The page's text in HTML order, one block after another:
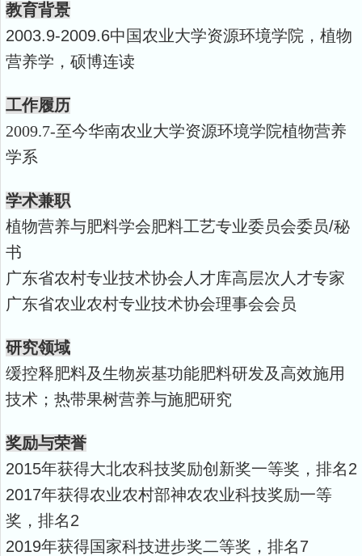
教育背景
2003.9-2009.6中国农业大学资源环境学院，植物
营养学，硕博连读
工作履历
2009.7-至今华南农业大学资源环境学院植物营养
学系
学术兼职
植物营养与肥料学会肥料工艺专业委员会委员/秘
书
广东省农村专业技术协会人才库高层次人才专家
广东省农业农村专业技术协会理事会会员
研究领域
缓控释肥料及生物炭基功能肥料研发及高效施用
技术；热带果树营养与施肥研究
奖励与荣誉
2015年获得大北农科技奖励创新奖一等奖，排名2
2017年获得农业农村部神农农业科技奖励一等
奖，排名2
2019年获得国家科技进步奖二等奖，排名7